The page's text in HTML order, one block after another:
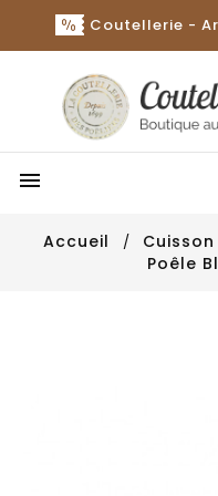
Coutellerie -

Accueil Cuisson
Poêle